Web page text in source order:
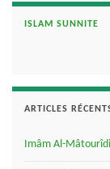
ISLAM SUNNITE
ARTICLES
Imâm Al-